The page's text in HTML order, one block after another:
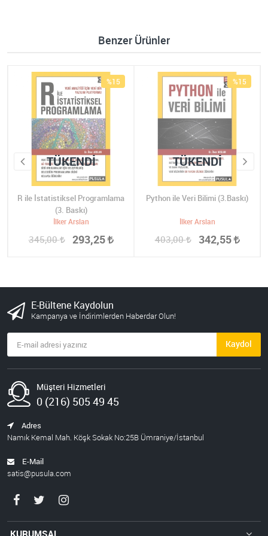
Benzer Ürünler
R ile İstatistiksel Programlama
(3. Baskı)
İlker Arslan
345,00 293,25
%15
TÜKENDI
Python ile Veri Bilimi (3.Baskı)
İlker Arslan
403,00 342,55
%15
TÜKENDI
E-Bültene Kaydolun
Kampanya ve İndirimlerden Haberdar Olun!
Kaydol
Müşteri Hizmetleri
0 (216) 505 49 45
Adres
Namık Kemal Mah. Köşk Sokak No:25B Ümraniye/İstanbul
E-Mail
satis@pusula.com
KURUMSAL